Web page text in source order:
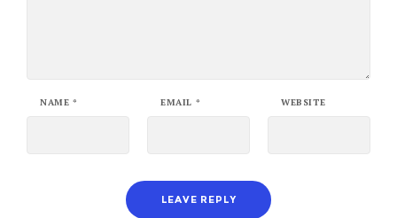
NAME * EMAIL * WEBSITE